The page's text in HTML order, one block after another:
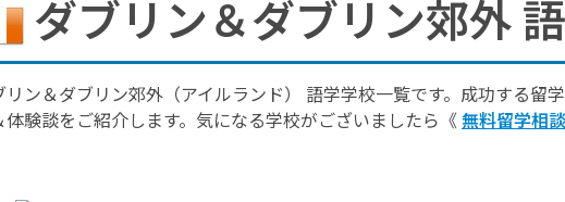
ダブリン＆ダブリン郊外
リン＆ダブリン郊外（アイルランド） 語学学校一覧です。成功する留
体験談をご紹介します。気になる学校がございましたら《 無料留学相談